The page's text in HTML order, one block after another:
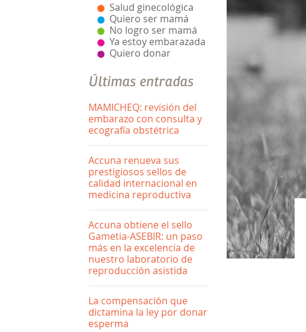
Salud ginecológica
Quiero ser mamá
No logro ser mamá
Ya estoy embarazada
Quiero donar
Últimas entradas
MAMICHEQ: revisión del
embarazo con consulta y
ecografía obstétrica
Accuna renueva sus
prestigiosos sellos de
calidad internacional en
medicina reproductiva
Accuna obtiene el sello
Gametia-ASEBIR: un paso
más en la excelencia de
nuestro laboratorio de
reproducción asistida
La compensación que
dictamina la ley por donar
esperma